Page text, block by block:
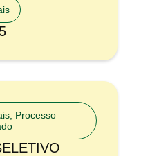
Processo